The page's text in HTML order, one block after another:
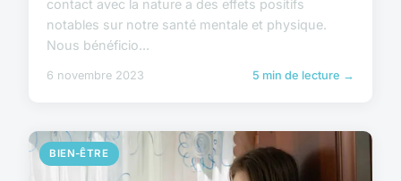
contact avec la nature a des effets positifs
notables sur notre santé mentale et physique.
Nous bénéficio...
6 novembre 2023 5 min de lecture →
BIEN-ÊTRE